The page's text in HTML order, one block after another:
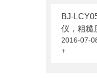
BJ-
仪，粗糙
2016-07-
+